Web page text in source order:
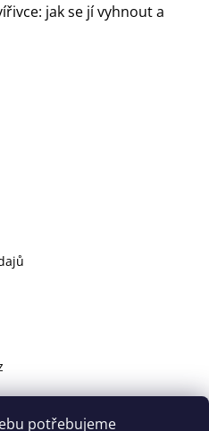
potřebujeme
jak se jí vyhnout a
vyberovekoupelny/